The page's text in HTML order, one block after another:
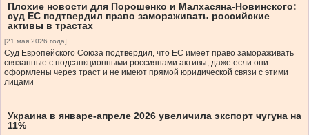
Плохие новости для Порошенко и Малхасяна-Новинского:
суд ЕС подтвердил право замораживать российские
активы в трастах
[21 мая 2026 года]
Суд Европейского Союза подтвердил, что ЕС имеет право замораживать
связанные с подсанкционными россиянами активы, даже если они
оформлены через траст и не имеют прямой юридической связи с этими
лицами
Украина в январе-апреле 2026 увеличила экспорт чугуна на
11%